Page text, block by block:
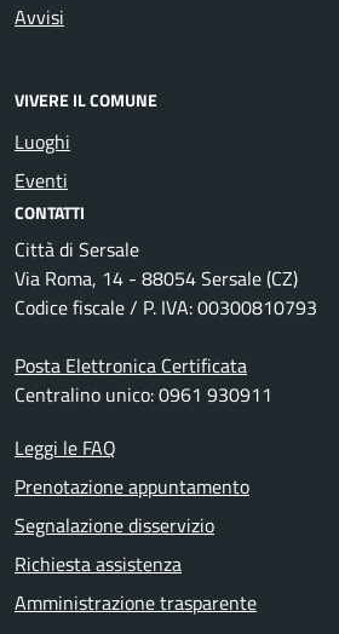
Avvisi
VIVERE IL COMUNE
Luoghi
Eventi
CONTATTI
Città di Sersale
Via Roma, 14 - 88054 Sersale (CZ)
Codice fiscale / P. IVA: 00300810793
Posta Elettronica Certificata
Centralino unico: 0961 930911
Leggi le FAQ
Prenotazione appuntamento
Segnalazione disservizio
Richiesta assistenza
Amministrazione trasparente